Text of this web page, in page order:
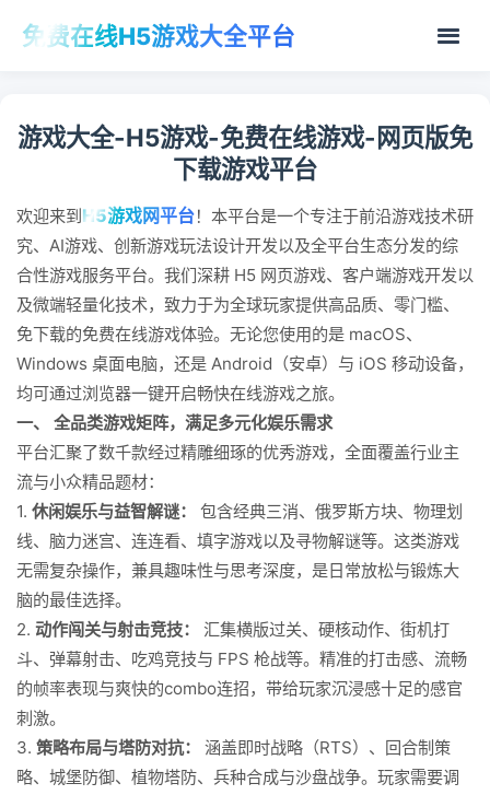
免费在线H5游戏大全平台
游戏大全-H5游戏-免费在线游戏-网页版免
下载游戏平台
欢迎来到H5游戏网平台！本平台是一个专注于前沿游戏技术研
究、AI游戏、创新游戏玩法设计开发以及全平台生态分发的综
合性游戏服务平台。我们深耕 H5 网页游戏、客户端游戏开发以
及微端轻量化技术，致力于为全球玩家提供高品质、零门槛、
免下载的免费在线游戏体验。无论您使用的是 macOS、
Windows 桌面电脑，还是 Android（安卓）与 iOS 移动设备，
均可通过浏览器一键开启畅快在线游戏之旅。
一、 全品类游戏矩阵，满足多元化娱乐需求
平台汇聚了数千款经过精雕细琢的优秀游戏，全面覆盖行业主
流与小众精品题材：
1. 休闲娱乐与益智解谜：
包含经典三消、俄罗斯方块、物理划
线、脑力迷宫、连连看、填字游戏以及寻物解谜等。这类游戏
无需复杂操作，兼具趣味性与思考深度，是日常放松与锻炼大
脑的最佳选择。
2. 动作闯关与射击竞技：
汇集横版过关、硬核动作、街机打
斗、弹幕射击、吃鸡竞技与 FPS 枪战等。精准的打击感、流畅
的帧率表现与爽快的combo连招，带给玩家沉浸感十足的感官
刺激。
3. 策略布局与塔防对抗：
涵盖即时战略（RTS）、回合制策
略、城堡防御、植物塔防、兵种合成与沙盘战争。玩家需要调